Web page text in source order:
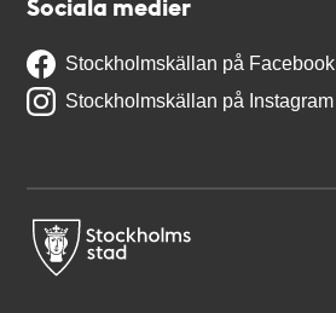
Sociala medier
Stockholmskällan på Facebook
Stockholmskällan på Instagram